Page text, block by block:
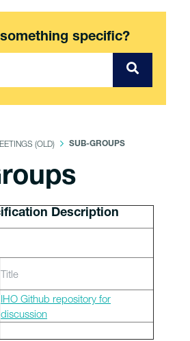
specific?
(OLD) SUB-GROUPS
Description
Title
IHO Github repository for
discussion